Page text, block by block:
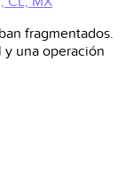
fragmentados.
una operación